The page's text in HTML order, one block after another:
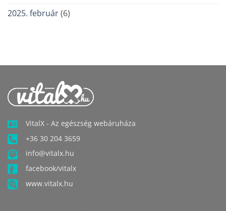
2025. február(6)
VitalX - Az egészség webáruháza
+36 30 204 3659
info@vitalx.hu
facebook/vitalx
www.vitalx.hu